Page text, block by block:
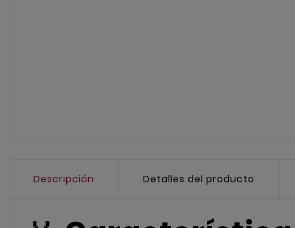
Descripción Detalles del producto